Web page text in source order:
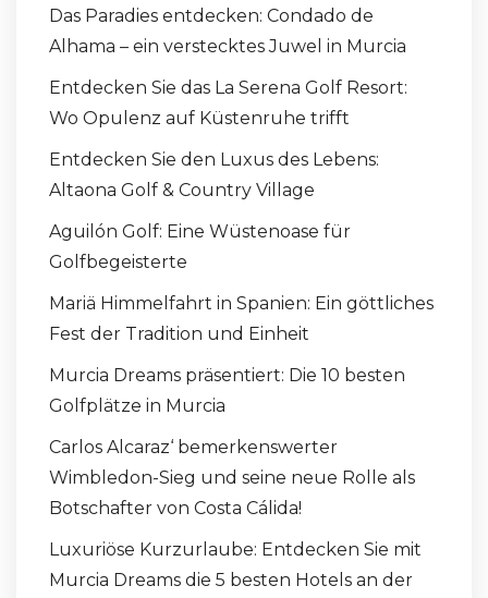
Das Paradies entdecken: Condado de
Alhama – ein verstecktes Juwel in Murcia
Entdecken Sie das La Serena Golf Resort:
Wo Opulenz auf Küstenruhe trifft
Entdecken Sie den Luxus des Lebens:
Altaona Golf & Country Village
Aguilón Golf: Eine Wüstenoase für
Golfbegeisterte
Mariä Himmelfahrt in Spanien: Ein göttliches
Fest der Tradition und Einheit
Murcia Dreams präsentiert: Die 10 besten
Golfplätze in Murcia
Carlos Alcaraz‘ bemerkenswerter
Wimbledon-Sieg und seine neue Rolle als
Botschafter von Costa Cálida!
Luxuriöse Kurzurlaube: Entdecken Sie mit
Murcia Dreams die 5 besten Hotels an der